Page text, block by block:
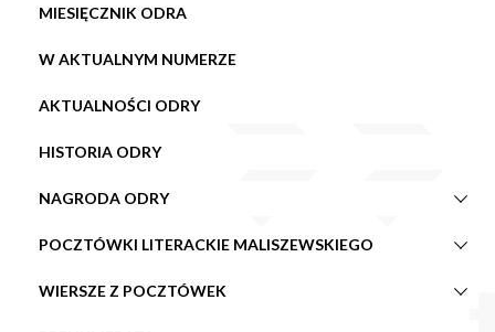
MIESIĘCZNIK ODRA
W AKTUALNYM NUMERZE
AKTUALNOŚCI ODRY
HISTORIA ODRY
NAGRODA ODRY
POCZTÓWKI LITERACKIE MALISZEWSKIEGO
WIERSZE Z POCZTÓWEK